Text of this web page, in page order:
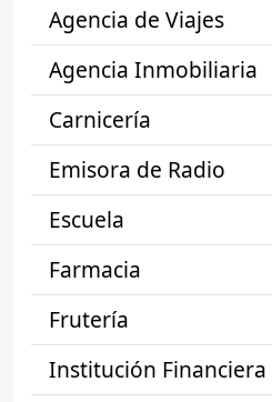
Agencia de Viajes
Agencia Inmobiliaria
Carnicería
Emisora de Radio
Escuela
Farmacia
Frutería
Institución Financiera